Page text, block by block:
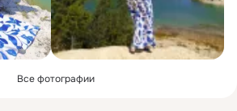
Все фотографии